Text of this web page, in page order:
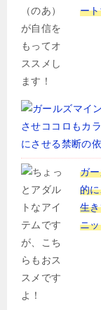
ー
ガ
的
生
ニ